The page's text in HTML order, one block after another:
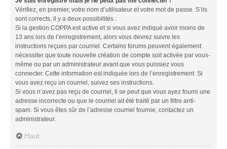
Vérifiez, en premier, votre nom d’utilisateur et votre mot de passe. S’ils
sont corrects, il y a deux possibilités :
Si la gestion COPPA est active et si vous avez indiqué avoir moins de
13 ans lors de l’enregistrement, alors vous devrez suivre les
instructions reçues par courriel. Certains forums peuvent également
nécessiter que toute nouvelle création de compte soit activée par vous-
même ou par un administrateur avant que vous puissiez vous
connecter. Cette information est indiquée lors de l’enregistrement. Si
vous avez reçu un courriel, suivez ses instructions.
Si vous n’avez pas reçu de courriel, il se peut que vous ayez fourni une
adresse incorrecte ou que le courriel ait été traité par un filtre anti-
spam. Si vous êtes sûr de l’adresse courriel fournie, contactez un
administrateur.
Haut